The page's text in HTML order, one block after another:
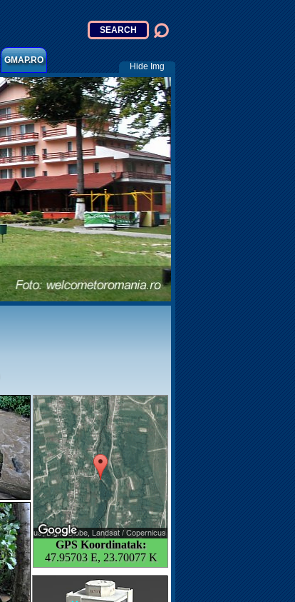
GMAP.RO
Hide Img
GPS Koordinatak:
47.95703 E, 23.70077 K